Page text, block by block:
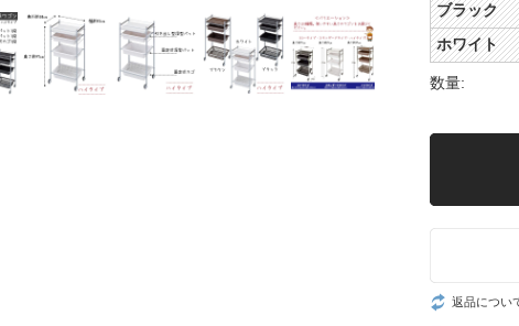
ブラック
ホワイト
数量:
返品につい